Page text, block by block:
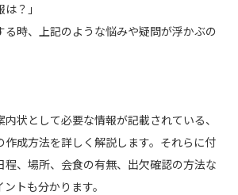
？」
る時、上記のような悩みや疑問が浮かぶの
状として必要な情報が記載されている、
作成方法を詳しく解説します。それらに付
程、場所、会食の有無、出欠確認の方法な
トも分かります。